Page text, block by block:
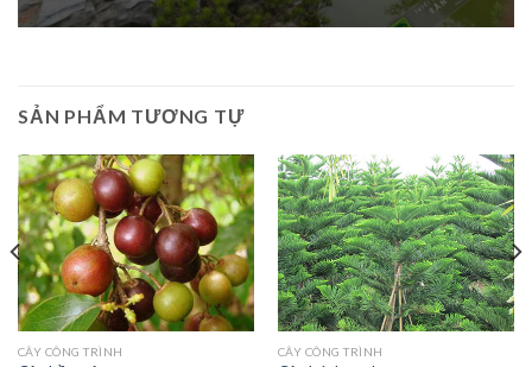
SẢN PHẨM TƯƠNG TỰ
CÂY CÔNG TRÌNH CÂY CÔNG TRÌNH